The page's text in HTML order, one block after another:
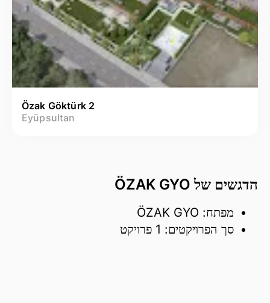
Özak Göktürk 2
Eyüpsultan
הדגשים של ÖZAK GYO
מפתח: ÖZAK GYO
סך הפרויקטים: 1 פרויקט